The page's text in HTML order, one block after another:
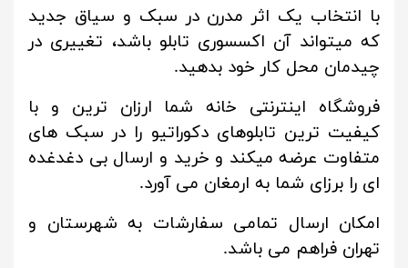
با انتخاب یک اثر مدرن در سبک و سیاق جدید
که میتواند آن اکسسوری تابلو باشد، تغییری در
چیدمان محل کار خود بدهید.
فروشگاه اینترنتی خانه شما ارزان ترین و با
کیفیت ترین تابلوهای دکوراتیو را در سبک های
متفاوت عرضه میکند و خرید و ارسال بی دغدغده
ای را برزای شما به ارمغان می آورد.
امکان ارسال تمامی سفارشات به شهرستان و
تهران فراهم می باشد.